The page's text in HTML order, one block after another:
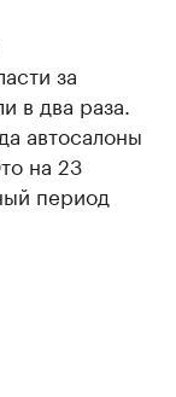
за
в два раза.
автосалоны
на 23
период